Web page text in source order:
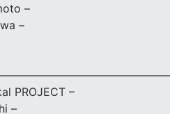
–
–
PROJECT –
–